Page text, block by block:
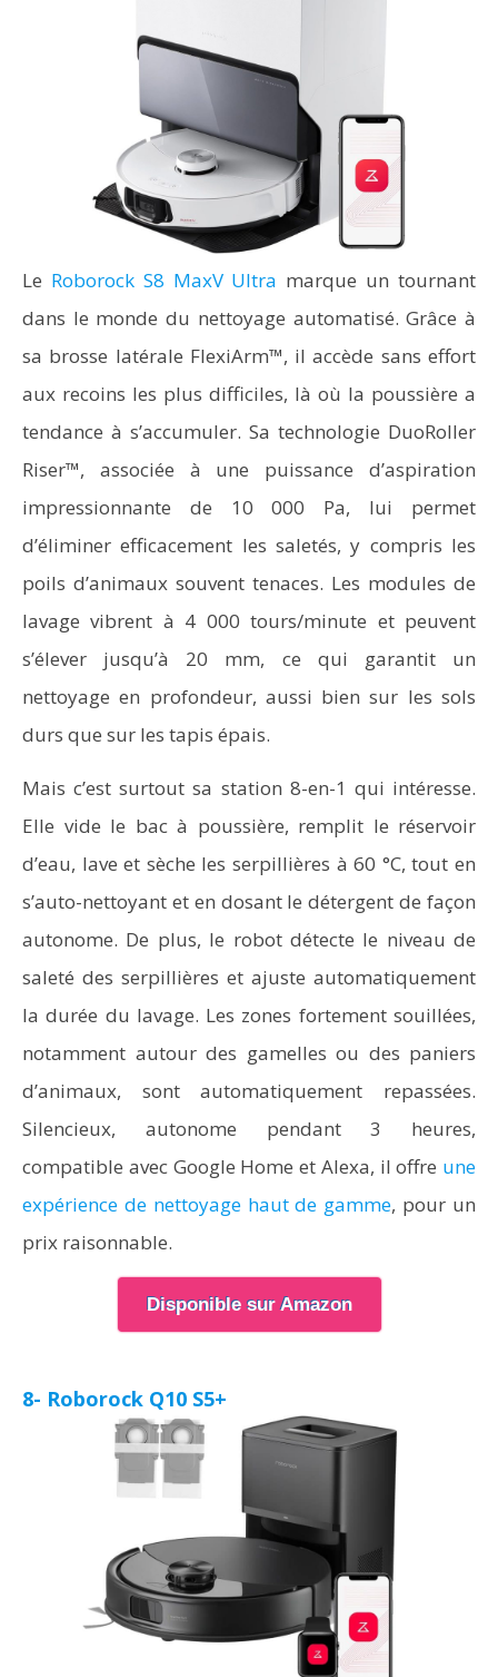
Le Roborock S8 MaxV Ultra marque un tournant
dans le monde du nettoyage automatisé. Grâce à
sa brosse latérale FlexiArm™, il accède sans effort
aux recoins les plus difficiles, là où la poussière a
tendance à s’accumuler. Sa technologie DuoRoller
Riser™, associée à une puissance d’aspiration
impressionnante de 10 000 Pa, lui permet
d’éliminer efficacement les saletés, y compris les
poils d’animaux souvent tenaces. Les modules de
lavage vibrent à 4 000 tours/minute et peuvent
s’élever jusqu’à 20 mm, ce qui garantit un
nettoyage en profondeur, aussi bien sur les sols
durs que sur les tapis épais.
Mais c’est surtout sa station 8-en-1 qui intéresse.
Elle vide le bac à poussière, remplit le réservoir
d’eau, lave et sèche les serpillières à 60 °C, tout en
s’auto-nettoyant et en dosant le détergent de façon
autonome. De plus, le robot détecte le niveau de
saleté des serpillières et ajuste automatiquement
la durée du lavage. Les zones fortement souillées,
notamment autour des gamelles ou des paniers
d’animaux, sont automatiquement repassées.
Silencieux, autonome pendant 3 heures,
compatible avec Google Home et Alexa, il offre une
expérience de nettoyage haut de gamme, pour un
prix raisonnable.
Disponible sur Amazon
8- Roborock Q10 S5+